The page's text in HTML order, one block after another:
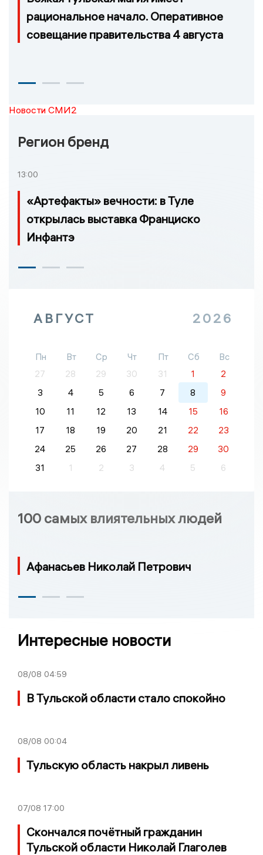
рациональное начало. Оперативное
совещание правительства 4 августа
Новости СМИ2
Регион бренд
13:00
«Артефакты» вечности: в Туле
открылась выставка Франциско
Инфантэ
АВГУСТ 2026
Пн Вт Ср Чт Пт Сб
Вс
27
28 29 30 31 1
2
3
4 5 6 7 8
9
10
11 12 13 14 15
16
17
18 19 20 21 22
23
24
25 26 27 28 29
30
31
1 2 3 4 5 6
100 самых влиятельных людей
Афанасьев Николай Петрович
Интересные новости
08/08 04:59
В Тульской области стало спокойно
08/08 00:04
Тульскую область накрыл ливень
07/08 17:00
Скончался почётный гражданин
Тульской области Николай Глаголев